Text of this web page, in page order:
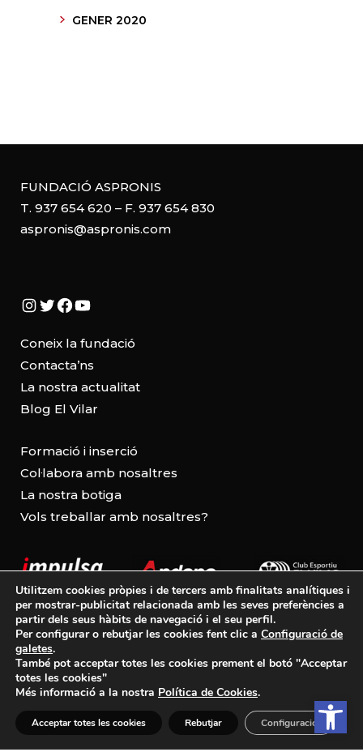
Obre la
GENER 2020
FUNDACIÓ ASPRONIS
T. 937 654 620 – F. 937 654 830
aspronis@aspronis.com
Instagram
Twitter
Facebook
YouTube
Coneix la fundació
Contacta’ns
La nostra actualitat
Blog El Vilar
Formació i inserció
Col·labora amb nosaltres
La nostra botiga
Vols treballar amb nosaltres?
Avís legal
Política de cookies
Política de privacitat
Configuració de cookies
Utilitzem cookies pròpies i de tercers amb finalitats analítiques i
per mostrar-publicitat relacionada amb les seves preferències a
partir dels seus hàbits de navegació i el seu perfil.
Per configurar o rebutjar les cookies fent clic a Configuració de
galetes.
També pot acceptar totes les cookies prement el botó "Acceptar
totes les cookies"
Més informació a la nostra Política de Cookies.
Acceptar totes les cookies Rebutjar Configuració